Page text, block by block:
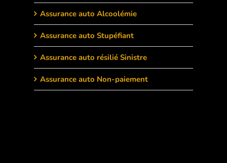
Assurance auto Alcoolémie
Assurance auto Stupéfiant
Assurance auto résilié Sinistre
Assurance auto Non-paiement